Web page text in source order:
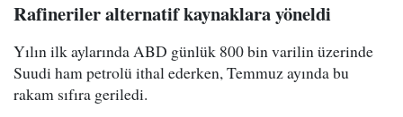
Rafineriler alternatif kaynaklara yöneldi
Yılın ilk aylarında ABD günlük 800 bin varilin üzerinde
Suudi ham petrolü ithal ederken, Temmuz ayında bu
rakam sıfıra geriledi.